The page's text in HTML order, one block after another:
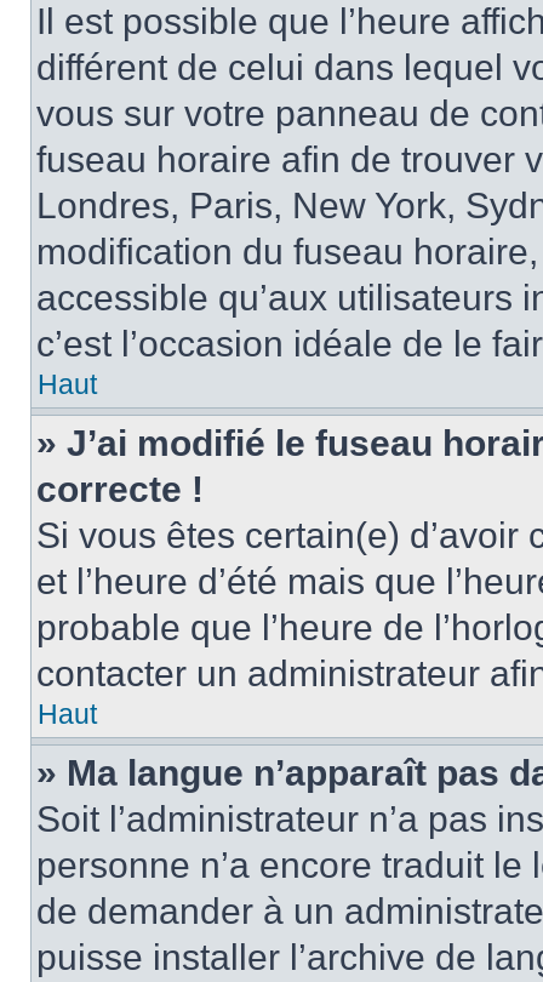
Il est possible que l’heure
différent de celui dans lequel
vous sur votre panneau de
fuseau horaire afin de trouver
Londres, Paris, New York,
modification du fuseau
accessible qu’aux utilisateurs
c’est l’occasion idéale de le
Haut
» J’ai modifié le fuseau
correcte !
Si vous êtes certain(e)
et l’heure d’été mais que
probable que l’heure de
contacter un administrateur
Haut
» Ma langue n’apparaît pas
Soit l’administrateur n’a pas
personne n’a encore traduit
de demander à un
puisse installer l’archive de